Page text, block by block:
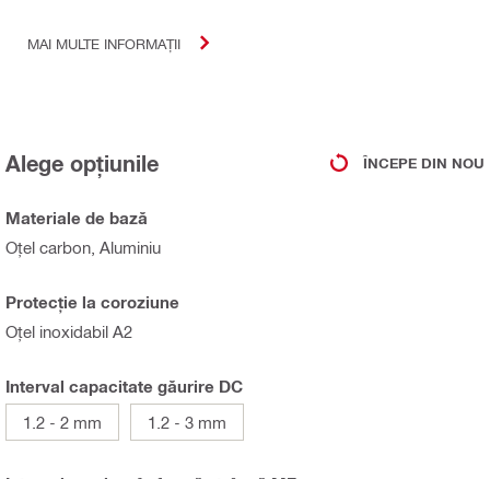
MAI MULTE INFORMAȚII
Alege opțiunile ÎNCEPE DIN NOU
Materiale de bază
Oțel carbon, Aluminiu
Protecţie la coroziune
Oţel inoxidabil A2
Interval capacitate găurire DC
1.2 - 2 mm
1.2 - 3 mm